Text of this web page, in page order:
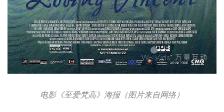
电影《至爱梵高》海报（图片来自网络）